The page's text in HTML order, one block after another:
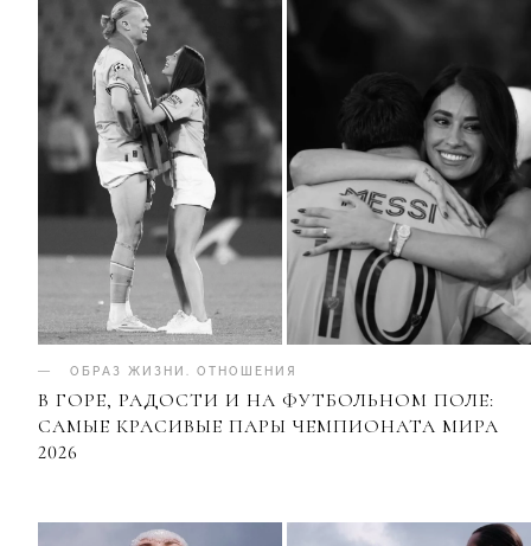
ОБРАЗ ЖИЗНИ ОТНОШЕНИЯ
В ГОРЕ, РАДОСТИ И НА ФУТБОЛЬНОМ ПОЛЕ:
САМЫЕ КРАСИВЫЕ ПАРЫ ЧЕМПИОНАТА МИРА
2026